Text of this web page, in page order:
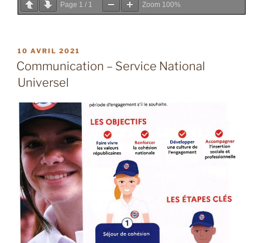
Page 1 / 1 Zoom 100%
PUBLIÉ
LE
10 AVRIL 2021
Communication – Service National
Universel